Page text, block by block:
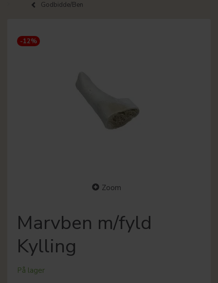
Godbidde/Ben
-12%
Zoom
Marvben m/fyld
Kylling
På lager